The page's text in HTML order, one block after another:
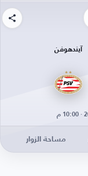
آيندهوفن
مساحة الزوار